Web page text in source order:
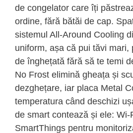
de congelator care îți
ordine, fără bătăi de cap.
sistemul All-Around Cooling
uniform, așa că pui tăvi mari,
de înghețată fără să te temi
No Frost elimină gheața și
dezghețare, iar placa Metal
temperatura când deschizi
de smart contează și ele: Wi-
SmartThings pentru